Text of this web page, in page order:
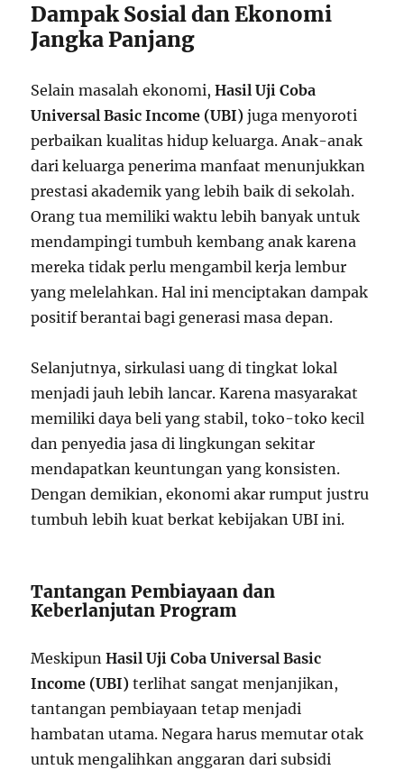
Dampak Sosial dan Ekonomi
Jangka Panjang
Selain masalah ekonomi,Hasil Uji Coba
Universal Basic Income (UBI) juga menyoroti
perbaikan kualitas hidup keluarga. Anak-anak
dari keluarga penerima manfaat menunjukkan
prestasi akademik yang lebih baik di sekolah.
Orang tua memiliki waktu lebih banyak untuk
mendampingi tumbuh kembang anak karena
mereka tidak perlu mengambil kerja lembur
yang melelahkan. Hal ini menciptakan dampak
positif berantai bagi generasi masa depan.
Selanjutnya, sirkulasi uang di tingkat lokal
menjadi jauh lebih lancar. Karena masyarakat
memiliki daya beli yang stabil, toko-toko kecil
dan penyedia jasa di lingkungan sekitar
mendapatkan keuntungan yang konsisten.
Dengan demikian, ekonomi akar rumput justru
tumbuh lebih kuat berkat kebijakan UBI ini.
Tantangan Pembiayaan dan
Keberlanjutan Program
MeskipunHasil Uji Coba Universal Basic
Income (UBI) terlihat sangat menjanjikan,
tantangan pembiayaan tetap menjadi
hambatan utama. Negara harus memutar otak
untuk mengalihkan anggaran dari subsidi